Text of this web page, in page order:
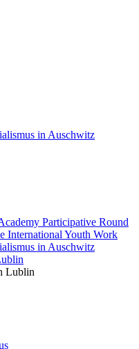
in Auschwitz
Participative Round
International Youth Work
in Auschwitz